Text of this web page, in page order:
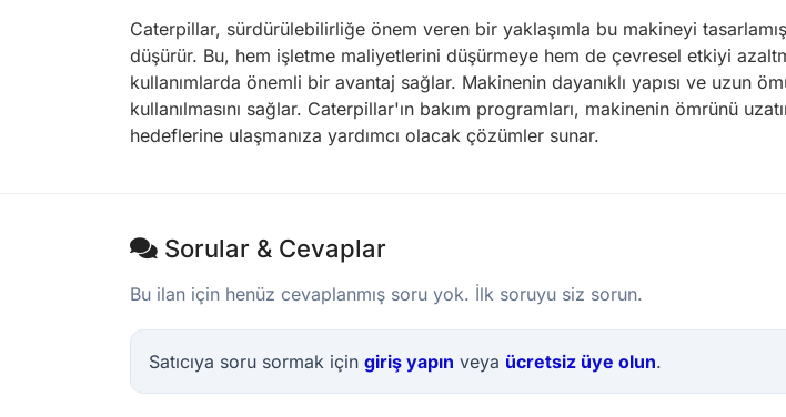
Caterpillar, sürdürülebilirliğe önem veren bir yaklaşımla bu makineyi
düşürür. Bu, hem işletme maliyetlerini düşürmeye hem de çevresel etkiyi
kullanımlarda önemli bir avantaj sağlar. Makinenin dayanıklı yapısı ve uzun
kullanılmasını sağlar. Caterpillar'ın bakım programları, makinenin ömrünü
hedeflerine ulaşmanıza yardımcı olacak çözümler sunar.
Sorular & Cevaplar
Bu ilan için henüz cevaplanmış soru yok. İlk soruyu siz sorun.
Satıcıya soru sormak için giriş yapın veya ücretsiz üye olun.